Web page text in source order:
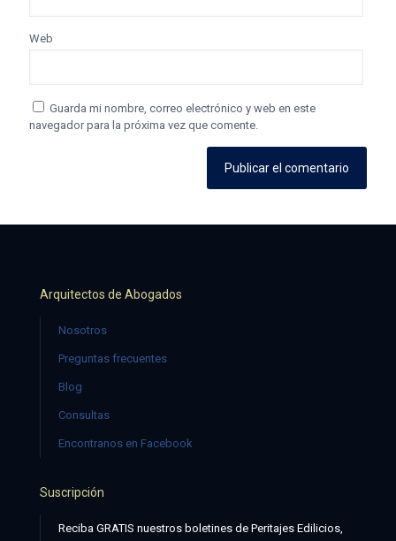
Web
Guarda mi nombre, correo electrónico y web en este
navegador para la próxima vez que comente.
Arquitectos de Abogados
Nosotros
Preguntas frecuentes
Blog
Consultas
Encontranos en Facebook
Suscripción
Reciba GRATIS nuestros boletines de Peritajes Edilicios,